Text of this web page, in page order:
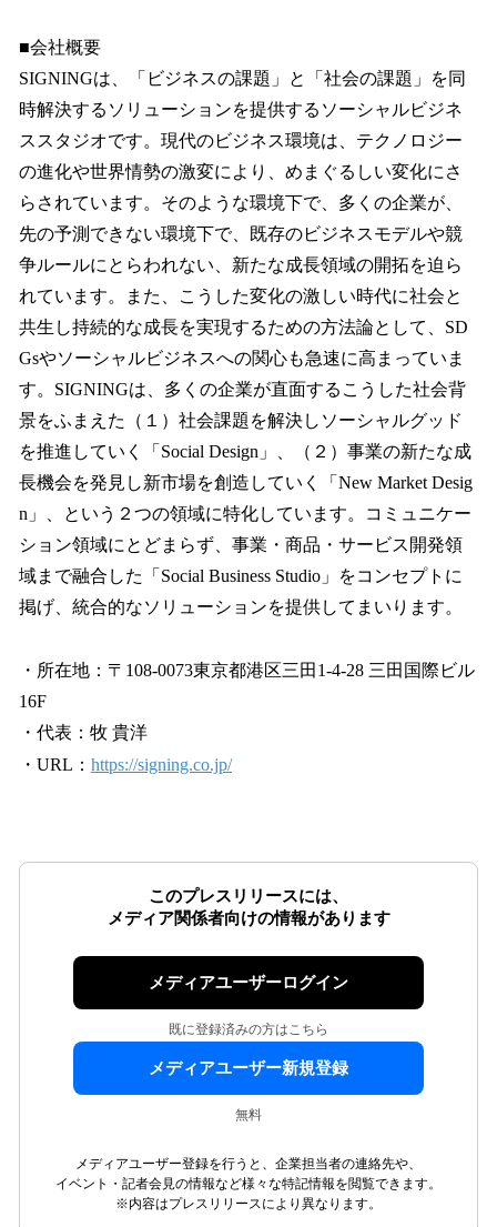
■会社概要
SIGNINGは、「ビジネスの課題」と「社会の課題」を同
時解決するソリューションを提供するソーシャルビジネ
ススタジオです。現代のビジネス環境は、テクノロジー
の進化や世界情勢の激変により、めまぐるしい変化にさ
らされています。そのような環境下で、多くの企業が、
先の予測できない環境下で、既存のビジネスモデルや競
争ルールにとらわれない、新たな成長領域の開拓を迫ら
れています。また、こうした変化の激しい時代に社会と
共生し持続的な成長を実現するための方法論として、SD
Gsやソーシャルビジネスへの関心も急速に高まっていま
す。SIGNINGは、多くの企業が直面するこうした社会背
景をふまえた（１）社会課題を解決しソーシャルグッド
を推進していく「Social Design」、（２）事業の新たな成
長機会を発見し新市場を創造していく「New Market Desig
n」、という２つの領域に特化しています。コミュニケー
ション領域にとどまらず、事業・商品・サービス開発領
域まで融合した「Social Business Studio」をコンセプトに
掲げ、統合的なソリューションを提供してまいります。
・所在地：〒108-0073東京都港区三田1-4-28 三田国際ビル
16F
・代表：牧 貴洋
・URL： https://signing.co.jp/
このプレスリリースには、
メディア関係者向けの情報があります
メディアユーザーログイン
既に登録済みの方はこちら
メディアユーザー新規登録
無料
メディアユーザー登録を行うと、企業担当者の連絡先や、
イベント・記者会見の情報など様々な特記情報を閲覧できます。
※内容はプレスリリースにより異なります。